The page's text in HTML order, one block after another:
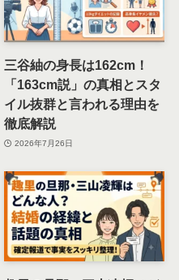
三谷紬の身長は162cm！
「163cm説」の真相とスタ
イル抜群と言われる理由を
徹底解説
2026年7月26日